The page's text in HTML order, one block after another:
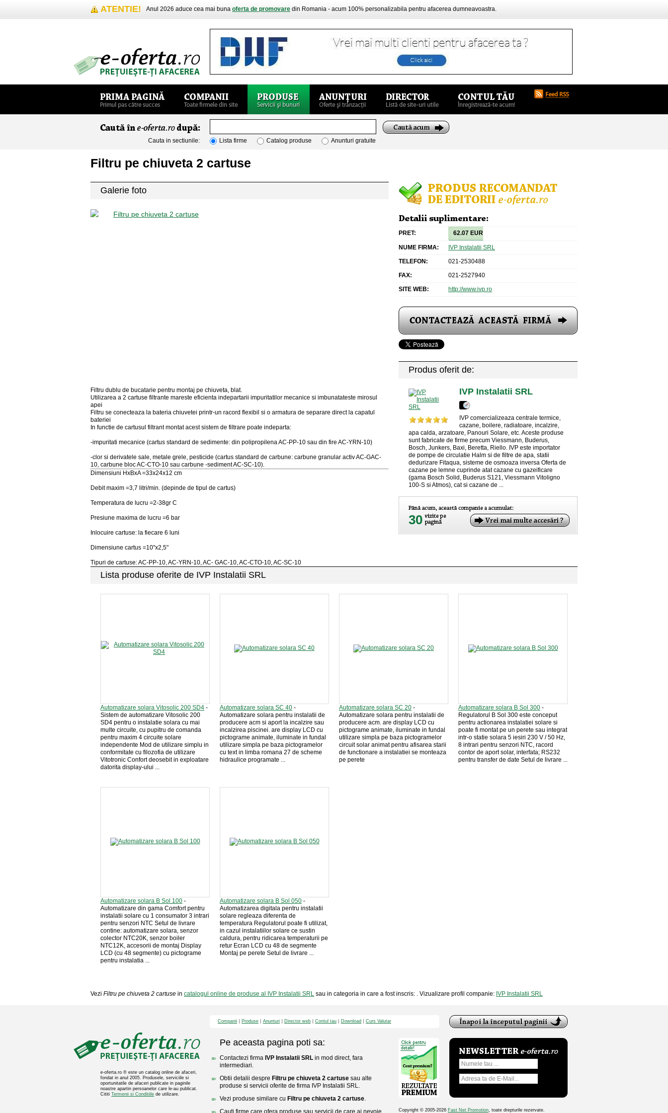
ATENTIE! Anul 2026 aduce cea mai buna oferta de promovare din Romania - acum 100% personalizabila pentru afacerea dumneavoastra.
Cauta in sectiunile: Lista firme Catalog produse Anunturi gratuite
Filtru pe chiuveta 2 cartuse
Galerie foto
Filtru dublu de bucatarie pentru montaj pe chiuveta, blat.
Utilizarea a 2 cartuse filtrante mareste eficienta indepartarii impuritatilor mecanice si imbunatateste mirosul
apei
Filtru se conecteaza la bateria chiuvetei printr-un racord flexibil si o armatura de separare direct la capatul
bateriei
In functie de cartusul filtrant montat acest sistem de filtrare poate indeparta:
-impuritati mecanice (cartus standard de sedimente: din polipropilena AC-PP-10 sau din fire AC-YRN-10)
-clor si derivatele sale, metale grele, pesticide (cartus standard de carbune: carbune granular activ AC-GAC-
10, carbune bloc AC-CTO-10 sau carbune -sediment AC-SC-10).
Dimensiuni HxBxA =33x24x12 cm
Debit maxim =3,7 litri/min. (depinde de tipul de cartus)
Temperatura de lucru =2-38gr C
Presiune maxima de lucru =6 bar
Inlocuire cartuse: la fiecare 6 luni
Dimensiune cartus =10"x2,5"
Tipuri de cartuse: AC-PP-10, AC-YRN-10, AC- GAC-10, AC-CTO-10, AC-SC-10
PRET: 62.07 EUR
NUME FIRMA:
IVP Instalatii SRL
TELEFON:
021-2530488
FAX:
021-2527940
SITE WEB:
http://www.ivp.ro
Produs oferit de:
IVP Instalatii SRL
IVP comercializeaza centrale termice,
cazane, boilere, radiatoare, incalzire,
apa calda, arzatoare, Panouri Solare, etc. Aceste produse
sunt fabricate de firme precum Viessmann, Buderus,
Bosch, Junkers, Baxi, Beretta, Riello. IVP este importator
de pompe de circulatie Halm si de filtre de apa, statii
dedurizare Fitaqua, sisteme de osmoaza inversa Oferta de
cazane pe lemne cuprinde atat cazane cu gazeificare
(gama Bosch Solid, Buderus S121, Viessmann Vitoligno
100-S si Atmos), cat si cazane de ...
30
Lista produse oferite de IVP Instalatii SRL
Automatizare solara Vitosolic 200 SD4 -
Sistem de automatizare Vitosolic 200
SD4 pentru o instalatie solara cu mai
multe circuite, cu pupitru de comanda
pentru maxim 4 circuite solare
independente Mod de utilizare simplu in
conformitate cu filozofia de utilizare
Vitotronic Confort deosebit in exploatare
datorita display-ului ...
Automatizare solara SC 40 -
Automatizare solara pentru instalatii de
producere acm si aport la incalzire sau
incalzirea piscinei. are display LCD cu
pictograme animate, iluminate in fundal
utilizare simpla pe baza pictogramelor
cu text in limba romana 27 de scheme
hidraulice programate ...
Automatizare solara SC 20 -
Automatizare solara pentru instalatii de
producere acm. are display LCD cu
pictograme animate, iluminate in fundal
utilizare simpla pe baza pictogramelor
circuit solar animat pentru afisarea starii
de functionare a instalatiei se monteaza
pe perete
Automatizare solara B Sol 300 -
Regulatorul B Sol 300 este conceput
pentru actionarea instalatiei solare si
poate fi montat pe un perete sau integrat
intr-o statie solara 5 iesiri 230 V / 50 Hz,
8 intrari pentru senzori NTC, racord
contor de aport solar, interfata; RS232
pentru transfer de date Setul de livrare ...
Automatizare solara B Sol 100 -
Automatizare din gama Comfort pentru
instalatii solare cu 1 consumator 3 intrari
pentru senzori NTC Setul de livrare
contine: automatizare solara, senzor
colector NTC20K, senzor boiler
NTC12K, accesorii de montaj Display
LCD (cu 48 segmente) cu pictograme
pentru instalatia ...
Automatizare solara B Sol 050 -
Automatizarea digitala pentru instalatii
solare regleaza diferenta de
temperatura Regulatorul poate fi utilizat,
in cazul instalatiilor solare ce sustin
caldura, pentru ridicarea temperaturii pe
retur Ecran LCD cu 48 de segmente
Montaj pe perete Setul de livrare ...
Vezi Filtru pe chiuveta 2 cartuse in catalogul online de produse al IVP Instalatii SRL sau in categoria in care a fost inscris: . Vizualizare profil companie: IVP Instalatii SRL
e-oferta.ro ® este un catalog online de afaceri,
fondat in anul 2005. Produsele, serviciile si
oportunitatile de afaceri publicate in paginile
noastre apartin persoanelor care le-au publicat.
Cititi Termenii si Conditiile de utilizare.
Companii Produse Anunturi Director web Contul tau Download Curs Valutar
Pe aceasta pagina poti sa:
Contactezi firma IVP Instalatii SRL in mod direct, fara
intermediari.
Obtii detalii despre Filtru pe chiuveta 2 cartuse sau alte
produse si servicii oferite de firma IVP Instalatii SRL.
Vezi produse similare cu Filtru pe chiuveta 2 cartuse.
Cauti firme care ofera produse sau servicii de care ai nevoie,
Copyright © 2005-2026 Fast Net Promotion, toate drepturile rezervate.